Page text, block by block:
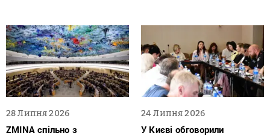
28 Липня 2026
ZMINA спільно з
24 Липня 2026
У Києві обговорили